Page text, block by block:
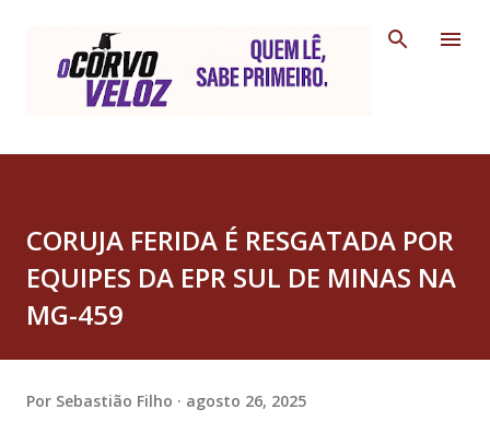
CORUJA FERIDA É RESGATADA POR
EQUIPES DA EPR SUL DE MINAS NA
MG-459
Por Sebastião Filho agosto 26, 2025